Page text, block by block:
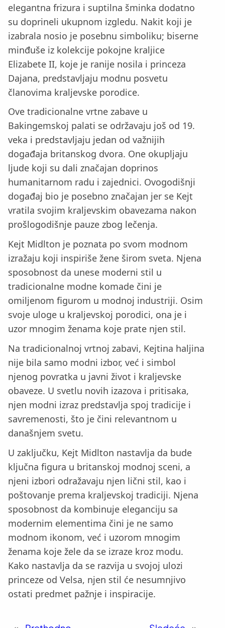
elegantna frizura i suptilna šminka dodatno
su doprineli ukupnom izgledu. Nakit koji je
izabrala nosio je posebnu simboliku; biserne
minđuše iz kolekcije pokojne kraljice
Elizabete II, koje je ranije nosila i princeza
Dajana, predstavljaju modnu posvetu
članovima kraljevske porodice.
Ove tradicionalne vrtne zabave u
Bakingemskoj palati se održavaju još od 19.
veka i predstavljaju jedan od važnijih
događaja britanskog dvora. One okupljaju
ljude koji su dali značajan doprinos
humanitarnom radu i zajednici. Ovogodišnji
događaj bio je posebno značajan jer se Kejt
vratila svojim kraljevskim obavezama nakon
prošlogodišnje pauze zbog lečenja.
Kejt Midlton je poznata po svom modnom
izražaju koji inspiriše žene širom sveta. Njena
sposobnost da unese moderni stil u
tradicionalne modne komade čini je
omiljenom figurom u modnoj industriji. Osim
svoje uloge u kraljevskoj porodici, ona je i
uzor mnogim ženama koje prate njen stil.
Na tradicionalnoj vrtnoj zabavi, Kejtina haljina
nije bila samo modni izbor, već i simbol
njenog povratka u javni život i kraljevske
obaveze. U svetlu novih izazova i pritisaka,
njen modni izraz predstavlja spoj tradicije i
savremenosti, što je čini relevantnom u
današnjem svetu.
U zaključku, Kejt Midlton nastavlja da bude
ključna figura u britanskoj modnoj sceni, a
njeni izbori odražavaju njen lični stil, kao i
poštovanje prema kraljevskoj tradiciji. Njena
sposobnost da kombinuje eleganciju sa
modernim elementima čini je ne samo
modnom ikonom, već i uzorom mnogim
ženama koje žele da se izraze kroz modu.
Kako nastavlja da se razvija u svojoj ulozi
princeze od Velsa, njen stil će nesumnjivo
ostati predmet pažnje i inspiracije.